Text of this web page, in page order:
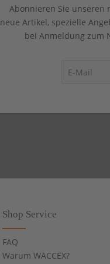
Abonnieren Sie unseren
neue Artikel, spezielle
bei Anmeldung zum
Shop Service
FAQ
Warum WACCEX?